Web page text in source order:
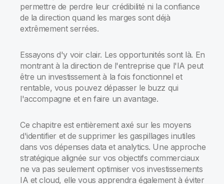
permettre de perdre leur crédibilité ni la confiance
de la direction quand les marges sont déjà
extrêmement serrées.
Essayons d'y voir clair. Les opportunités sont là. En
montrant à la direction de l'entreprise que l'IA peut
être un investissement à la fois fonctionnel et
rentable, vous pouvez dépasser le buzz qui
l'accompagne et en faire un avantage.
Ce chapitre est entièrement axé sur les moyens
d'identifier et de supprimer les gaspillages inutiles
dans vos dépenses data et analytics. Une approche
stratégique alignée sur vos objectifs commerciaux
ne va pas seulement optimiser vos investissements
IA et cloud, elle vous apprendra également à éviter